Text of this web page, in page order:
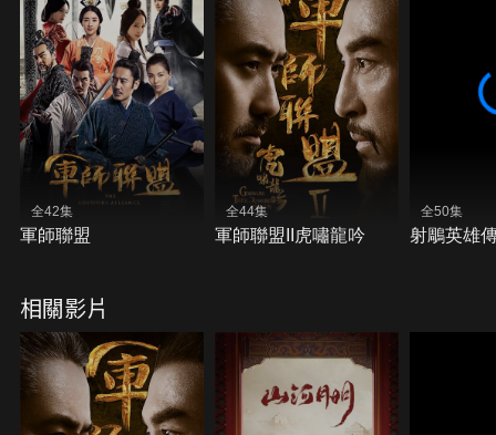
全42集
軍師聯盟
全44集
軍師聯盟II虎嘯龍吟
全50集
射鵰英雄
相關影片